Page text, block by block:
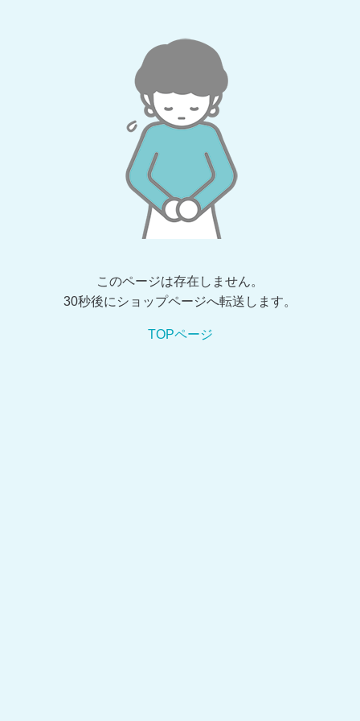
このページは存在しません。
30秒後にショップページへ転送します。
TOPページ